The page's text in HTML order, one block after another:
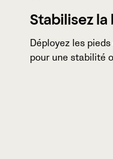
Stabilisez la
Déployez les
pour une stabilité